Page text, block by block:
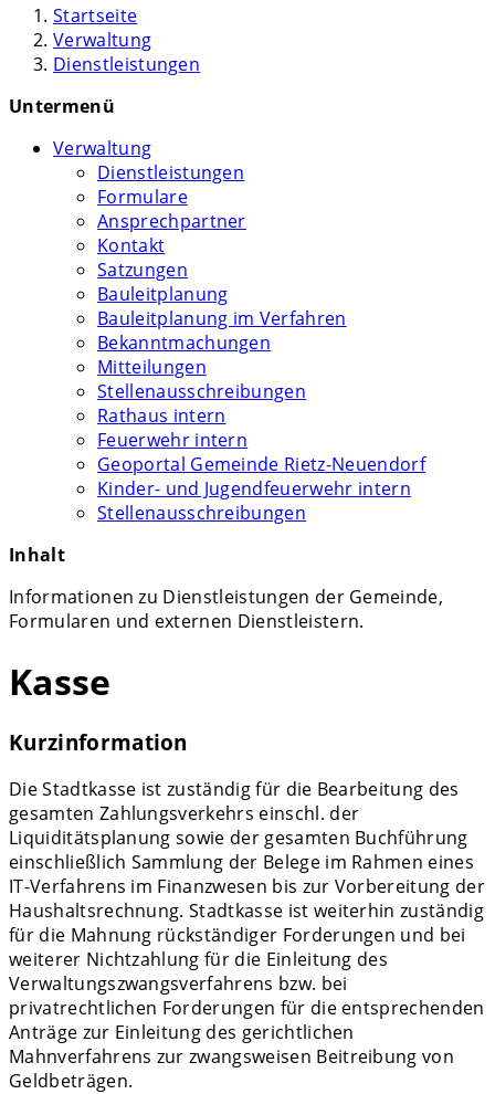
Startseite
Verwaltung
Dienstleistungen
Untermenü
Verwaltung
Dienstleistungen
Formulare
Ansprechpartner
Kontakt
Satzungen
Bauleitplanung
Bauleitplanung im Verfahren
Bekanntmachungen
Mitteilungen
Stellenausschreibungen
Rathaus intern
Feuerwehr intern
Geoportal Gemeinde Rietz-Neuendorf
Kinder- und Jugendfeuerwehr intern
Stellenausschreibungen
Inhalt
Informationen zu Dienstleistungen der Gemeinde,
Formularen und externen Dienstleistern.
Kasse
Kurzinformation
Die Stadtkasse ist zuständig für die Bearbeitung des
gesamten Zahlungsverkehrs einschl. der
Liquiditätsplanung sowie der gesamten Buchführung
einschließlich Sammlung der Belege im Rahmen eines
IT-Verfahrens im Finanzwesen bis zur Vorbereitung der
Haushaltsrechnung. Stadtkasse ist weiterhin zuständig
für die Mahnung rückständiger Forderungen und bei
weiterer Nichtzahlung für die Einleitung des
Verwaltungszwangsverfahrens bzw. bei
privatrechtlichen Forderungen für die entsprechenden
Anträge zur Einleitung des gerichtlichen
Mahnverfahrens zur zwangsweisen Beitreibung von
Geldbeträgen.